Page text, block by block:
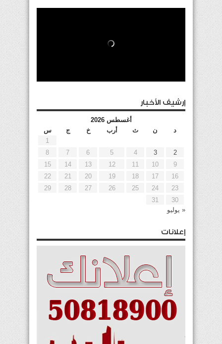
إرشيف الأخبار
أغسطس 2026
د
ن ث أرب خ ج
س
1
2
3
4
5
6
7
8
9
10
11
12
13
14
15
16
17
18
19
20
21
22
23
24
25
26
27
28
29
30
31
« يوليو
إعلانات